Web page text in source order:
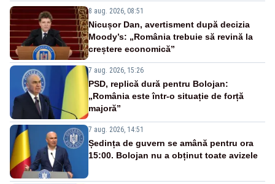
8 aug. 2026, 08:51
Nicușor Dan, avertisment după decizia
Moody’s: „România trebuie să revină la
creștere economică”
7 aug. 2026, 15:26
PSD, replică dură pentru Bolojan:
„România este într-o situație de forță
majoră”
7 aug. 2026, 14:51
Ședința de guvern se amână pentru ora
15:00. Bolojan nu a obținut toate avizele